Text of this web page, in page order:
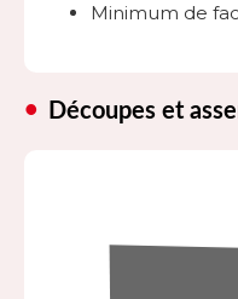
Minimum de
Découpes et